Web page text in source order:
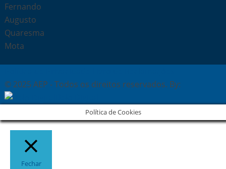
Fernando
Augusto
Quaresma
Mota
© 2025 AEP - Todos os direitos reservados. By:
Política de Cookies
Fechar